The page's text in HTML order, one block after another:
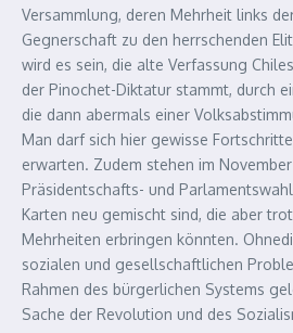
Versammlung, deren Mehrheit links
Gegnerschaft zu den herrschenden
wird es sein, die alte Verfassung
der Pinochet-Diktatur stammt, durch
die dann abermals einer
Man darf sich hier gewisse
erwarten. Zudem stehen im
Präsidentschafts- und
Karten neu gemischt sind, die aber
Mehrheiten erbringen könnten.
sozialen und gesellschaftlichen
Rahmen des bürgerlichen Systems
Sache der Revolution und des